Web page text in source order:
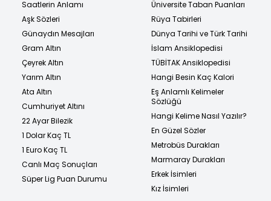
Saatlerin Anlamı
Aşk Sözleri
Günaydın Mesajları
Gram Altın
Çeyrek Altın
Yarım Altın
Ata Altın
Cumhuriyet Altını
22 Ayar Bilezik
1 Dolar Kaç TL
1 Euro Kaç TL
Canlı Maç Sonuçları
Süper Lig Puan Durumu
Üniversite Taban Puanları
Rüya Tabirleri
Dünya Tarihi ve Türk Tarihi
İslam Ansiklopedisi
TÜBİTAK Ansiklopedisi
Hangi Besin Kaç Kalori
Eş Anlamlı Kelimeler
Sözlüğü
Hangi Kelime Nasıl Yazılır?
En Güzel Sözler
Metrobüs Durakları
Marmaray Durakları
Erkek İsimleri
Kız İsimleri